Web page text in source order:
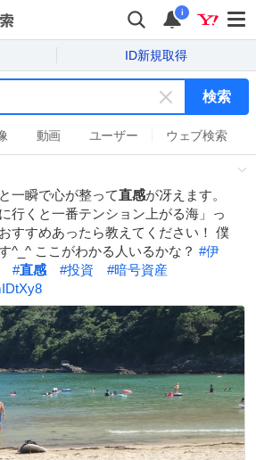
i
ID新規取得
キ
ー
ワ
ド
を
消
す
検索
動画 ユーザー ウェブ検索
一瞬で心が整って直感が冴えます。
行くと一番テンション上がる海」っ
すすめあったら教えてください！ 僕
^_^ ここがわかる人いるかな？ #伊
#直感 #投資 #暗号資産